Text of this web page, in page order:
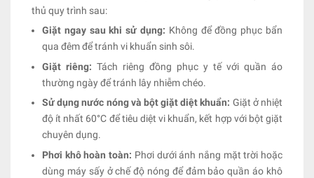
thủ quy trình sau:
Giặt ngay sau khi sử dụng: Không để đồng phục bẩn
qua đêm để tránh vi khuẩn sinh sôi.
Giặt riêng: Tách riêng đồng phục y tế với quần áo
thường ngày để tránh lây nhiễm chéo.
Sử dụng nước nóng và bột giặt diệt khuẩn: Giặt ở nhiệt
độ ít nhất 60°C để tiêu diệt vi khuẩn, kết hợp với bột giặt
chuyên dụng.
Phơi khô hoàn toàn: Phơi dưới ánh nắng mặt trời hoặc
dùng máy sấy ở chế độ nóng để đảm bảo quần áo khô